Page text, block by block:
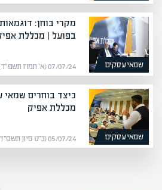
שמאי עסקים
מקרי בוחן:
בפועל | מכללת
07/07/24 (א׳ תמוז תשפ״ד) | רוני מנשה
שמאי עסקים
כיצד בוחרים שמאי
מכללת אפיק
05/07/24 (כ״ט סיון תשפ״ד) | יעקב חזן